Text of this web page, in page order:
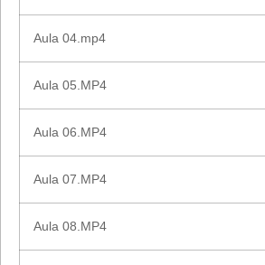
Aula 04.mp4
Aula 05.MP4
Aula 06.MP4
Aula 07.MP4
Aula 08.MP4